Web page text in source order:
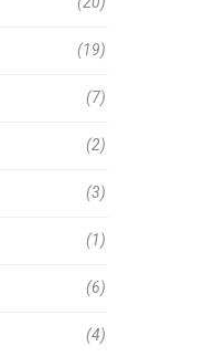
(19)
(7)
(2)
(3)
(1)
(6)
(4)